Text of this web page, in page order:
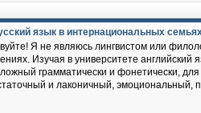
язык в интернациональных
Я не являюсь лингвистом или
Изучая в университете английский
грамматически и фонетически, для
и лаконичный, эмоциональный,